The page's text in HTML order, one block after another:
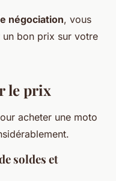
négociation, vous
bon prix sur votre
le prix
acheter une moto
soldes et